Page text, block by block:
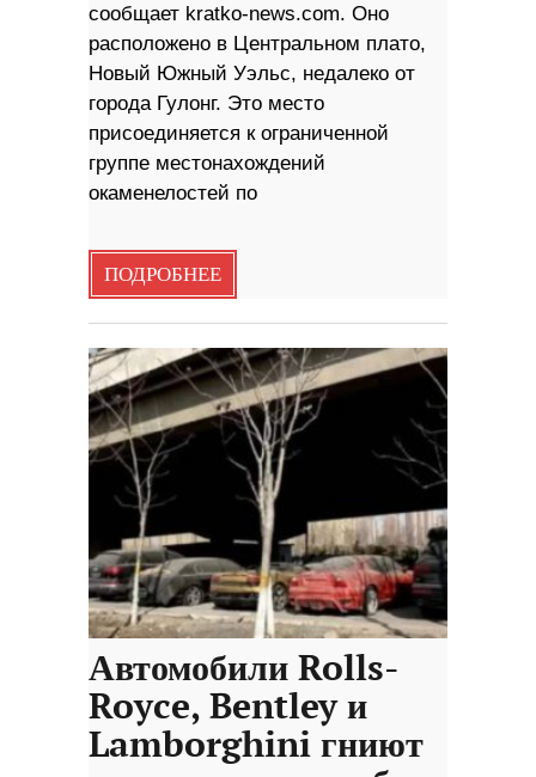
сообщает kratko-news.com. Оно
расположено в Центральном плато,
Новый Южный Уэльс, недалеко от
города Гулонг. Это место
присоединяется к ограниченной
группе местонахождений
окаменелостей по
ПОДРОБНЕЕ
Автомобили Rolls-
Royce, Bentley и
Lamborghini гниют